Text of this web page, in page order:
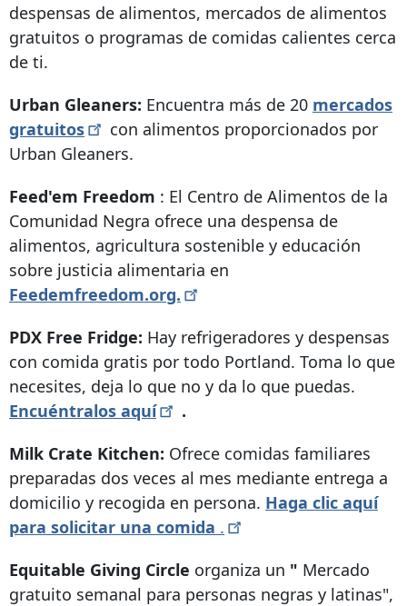
despensas de alimentos, mercados de alimentos
gratuitos o programas de comidas calientes cerca
de ti.
Urban Gleaners: Encuentra más de 20 mercados
gratuitos
con alimentos proporcionados por
Urban Gleaners.
Feed'em Freedom : El Centro de Alimentos de la
Comunidad Negra ofrece una despensa de
alimentos, agricultura sostenible y educación
sobre justicia alimentaria en
Feedemfreedom.org.
PDX Free Fridge: Hay refrigeradores y despensas
con comida gratis por todo Portland. Toma lo que
necesites, deja lo que no y da lo que puedas.
Encuéntralos aquí
.
Milk Crate Kitchen: Ofrece comidas familiares
preparadas dos veces al mes mediante entrega a
domicilio y recogida en persona. Haga clic aquí
para solicitar una comida .
Equitable Giving Circle organiza un " Mercado
gratuito semanal para personas negras y latinas",